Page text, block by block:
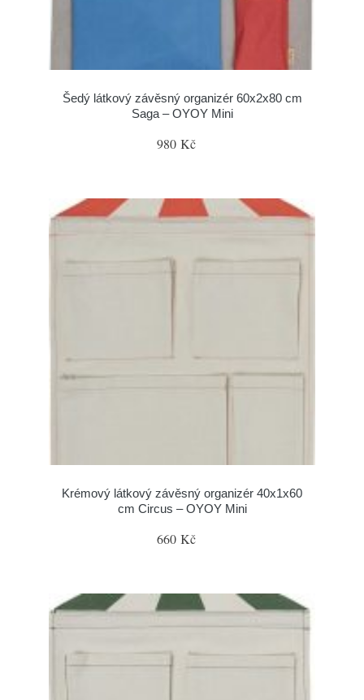
Šedý látkový závěsný organizér 60x2x80 cm
Saga – OYOY Mini
980 Kč
Krémový látkový závěsný organizér 40x1x60
cm Circus – OYOY Mini
660 Kč